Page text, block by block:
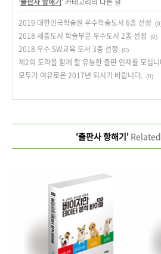
2019 대한민국학술원 우수학술도서 6종 선정
2018 세종도서 학술부문 우수도서 2종 선정 (0)
2018 우수 SW교육 도서 3종 선정 (0)
제2의 도약을 함께 할 유능한 출판 인재를 모십
모두가 여유로운 2017년 되시기 바랍니다. (0)
'출판사 항해기'